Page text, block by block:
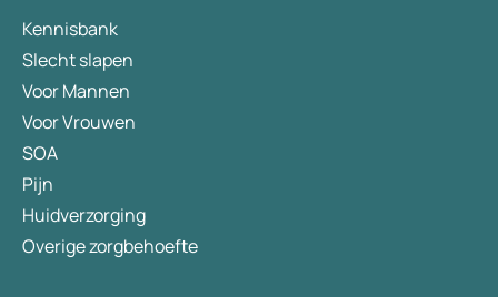
Kennisbank
Slecht slapen
Voor Mannen
Voor Vrouwen
SOA
Pijn
Huidverzorging
Overige zorgbehoefte